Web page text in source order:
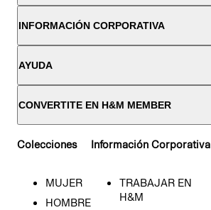
INFORMACIÓN CORPORATIVA
AYUDA
CONVERTITE EN H&M MEMBER
Colecciones
MUJER
HOMBRE
Información Corporativa
TRABAJAR EN
H&M